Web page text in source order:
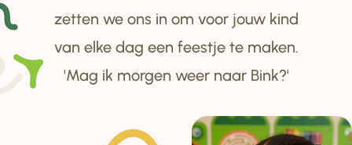
zetten we ons in om voor jouw kind
van elke dag een feestje te maken.
'Mag ik morgen weer naar Bink?'